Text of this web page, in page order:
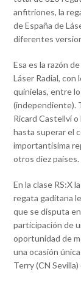
anfitriones, la
de España de
diferentes
Esa es la razón
Láser Radial,
quinielas, entre
(independiente).
Ricard Castellví
hasta superar el
importantísima
otros diez países.
En la clase RS:X
regata gaditana
que se disputa
participación de
oportunidad de
una ocasión
Terry (CN